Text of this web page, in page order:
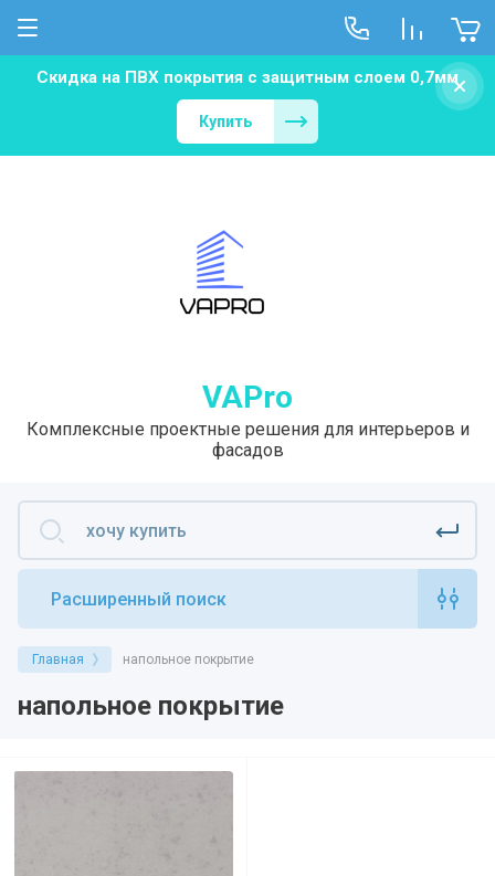
Новости
Скидка на ПВХ покрытия с защитным слоем 0,7мм
Купить
VAPro
Комплексные проектные решения для интерьеров и
фасадов
Расширенный поиск
Главная напольное покрытие
напольное покрытие